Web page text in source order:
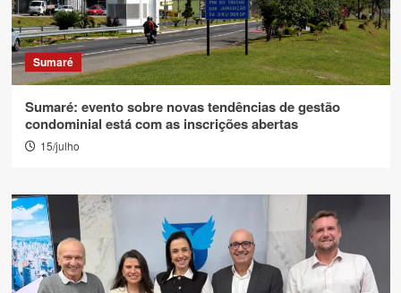
Sumaré
Sumaré: evento sobre novas tendências de gestão
condominial está com as inscrições abertas
15/julho